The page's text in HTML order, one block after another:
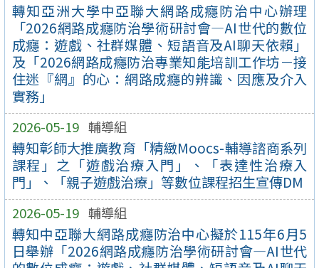
轉知亞洲大學中亞聯大網路成癮防治中心辦理
「2026網路成癮防治學術研討會—AI世代的數位
成癮：遊戲、社群媒體、短語音及AI聊天依賴」
及「2026網路成癮防治專業知能培訓工作坊－接
住迷『網』的心：網路成癮的辨識、因應及介入
實務」
2026-05-19 輔導組
轉知彰師大推廣教育「精緻Moocs-輔導諮商系列
課程」之「遊戲治療入門」、「表達性治療入
門」、「親子遊戲治療」等數位課程招生宣傳DM
2026-05-19 輔導組
轉知中亞聯大網路成癮防治中心擬於115年6月5
日舉辦「2026網路成癮防治學術研討會—AI世代